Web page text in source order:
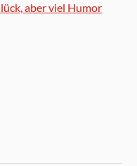
aber viel Humor